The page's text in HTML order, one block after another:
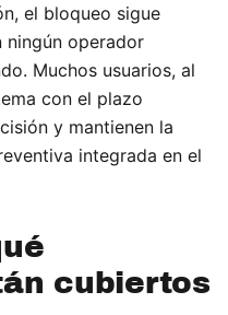
el bloqueo sigue
ningún operador
Muchos usuarios, al
con el plazo
y mantienen la
integrada en el
cubiertos